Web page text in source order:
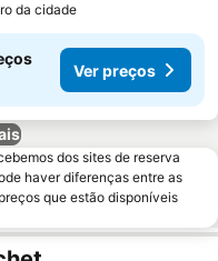
da cidade
Ver preços
dos sites de reserva
haver diferenças entre as
que estão disponíveis